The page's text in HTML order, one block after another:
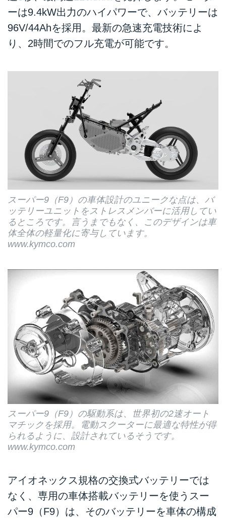
ーは9.4kW出力のハイパワーで、バッテリーは
96V/44Ahを採用。最新の急速充電技術によ
り、2時間でのフル充電が可能です。
スーパー9（F9）の車体設計のユニークな点は、バ
ッテリーユニットをストレスメンバーに活用してい
るところです。言うまでもなく、このデザインは車
体全体の軽量化に寄与しています。
www.kymco.com
スーパー9（F9）の駆動系は、世界初の2速オート
マチックを採用。電動スクーターに最適な特性が得
られるように、設計されているそうです。
www.kymco.com
アイオネックス規格の交換式バッテリーでは
なく、専用の車体搭載バッテリーを使うスー
パー9（F9）は、そのバッテリーを車体の構成